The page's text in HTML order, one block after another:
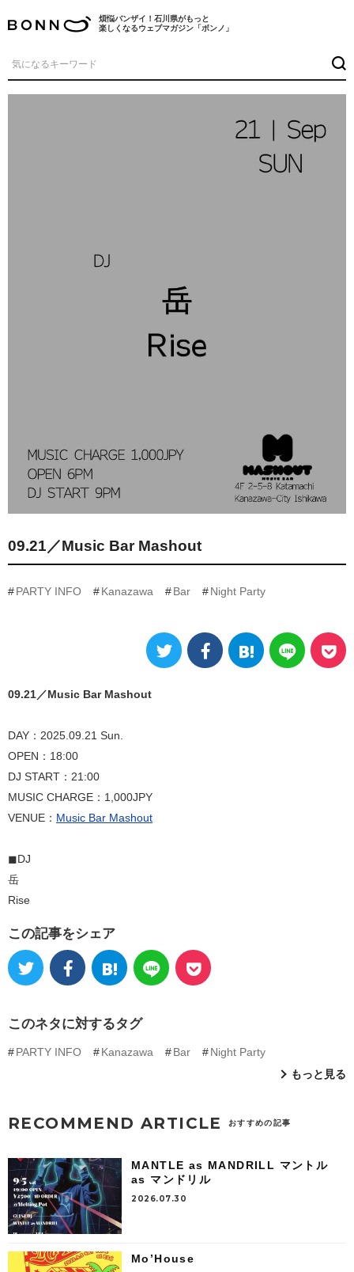
煩悩バンザイ！石川県がもっと
楽しくなるウェブマガジン「ボンノ」
09.21／Music Bar Mashout
PARTY INFO Kanazawa Bar Night Party
09.21／Music Bar Mashout
DAY：2025.09.21 Sun.
OPEN：18:00
DJ START：21:00
MUSIC CHARGE：1,000JPY
VENUE： Music Bar Mashout
◼︎DJ
岳
Rise
この記事をシェア
このネタに対するタグ
PARTY INFO Kanazawa Bar
Night Party
もっと見る
RECOMMEND ARTICLE おすすめの記事
MANTLE as MANDRILL マントル
as マンドリル
2026.07.30
Mo’House